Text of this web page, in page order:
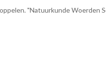
"Natuurkunde Woerden